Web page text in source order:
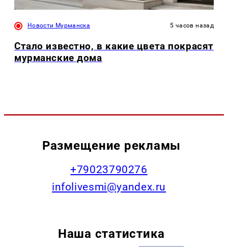
Новости Мурманска 5 часов назад
Стало известно, в какие цвета покрасят
мурманские дома
Размещение рекламы
+79023790276
infolivesmi@yandex.ru
Наша статистика